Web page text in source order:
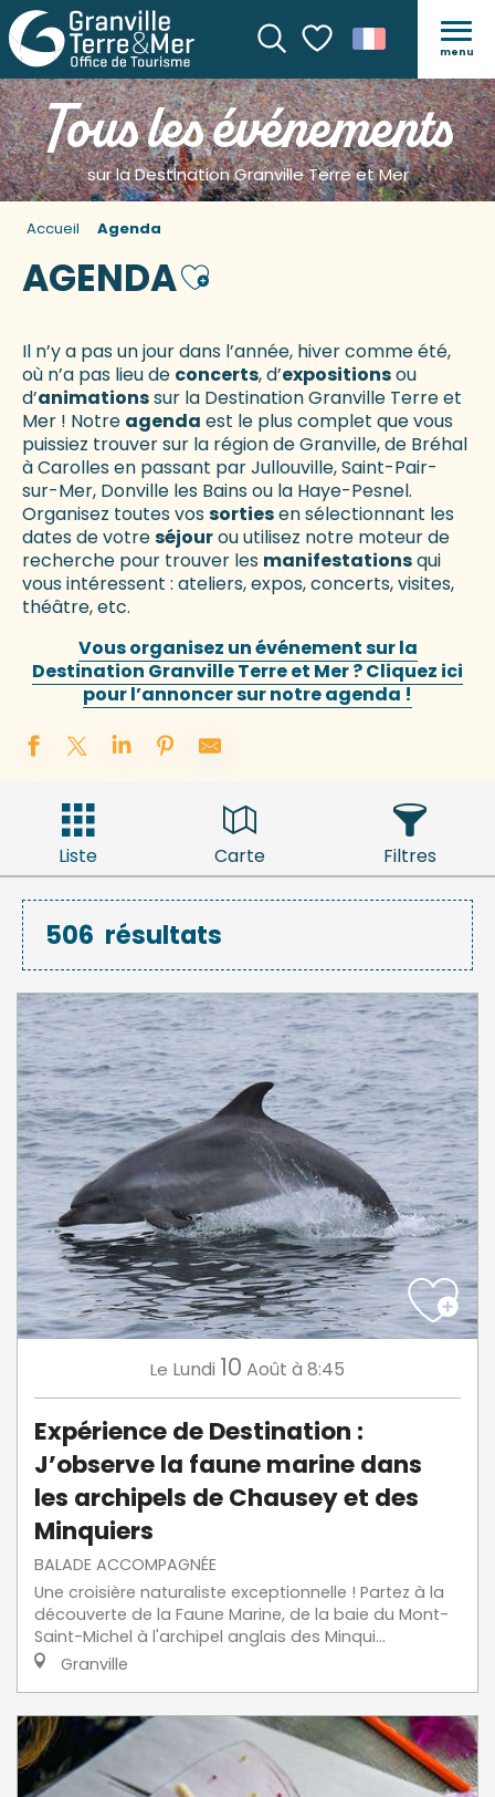
Recherche
Voir les favoris
menu
Tous les événements
sur la Destination Granville Terre et Mer
Accueil Agenda
AGENDAAjouter aux favoris
Il n’y a pas un jour dans l’année, hiver comme été,
où n’a pas lieu de concerts, d’expositionsou
d’animationssur la Destination Granville Terre et
Mer ! Notre agenda est le plus complet que vous
puissiez trouver sur la région de Granville, de Bréhal
à Carolles en passant par Jullouville, Saint-Pair-
sur-Mer, Donville les Bains ou la Haye-Pesnel.
Organisez toutes vossortiesen sélectionnant les
dates de votreséjourou utilisez notre moteur de
recherche pour trouver les manifestationsqui
vous intéressent : ateliers, expos, concerts, visites,
théâtre, etc.
Vous organisez un événement sur la
Destination Granville Terre et Mer ? Cliquez ici
pour l’annoncer sur notre agenda !
Liste Carte Filtres
506 résultats
Le Lundi 10 Août à 8:45
Expérience de Destination :
J’observe la faune marine dans
les archipels de Chausey et des
Minquiers
BALADE ACCOMPAGNÉE
Une croisière naturaliste exceptionnelle ! Partez à la
découverte de la Faune Marine, de la baie du Mont-
Saint-Michel à l'archipel anglais des Minqui...
Granville